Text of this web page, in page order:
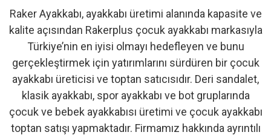
- İlk Adım & Bebek Ayakkabı
- Babetler
Raker Ayakkabı, ayakkabı üretimi alanında kapasite ve
kalite açısından Rakerplus çocuk ayakkabı markasıyla
Türkiye’nin en iyisi olmayı hedefleyen ve bunu
gerçekleştirmek için yatırımlarını sürdüren bir çocuk
ayakkabı üreticisi ve toptan satıcısıdır. Deri sandalet,
klasik ayakkabı, spor ayakkabı ve bot gruplarında
çocuk ve bebek ayakkabısı üretimi ve çocuk ayakkabı
toptan satışı yapmaktadır. Firmamız hakkında ayrıntılı